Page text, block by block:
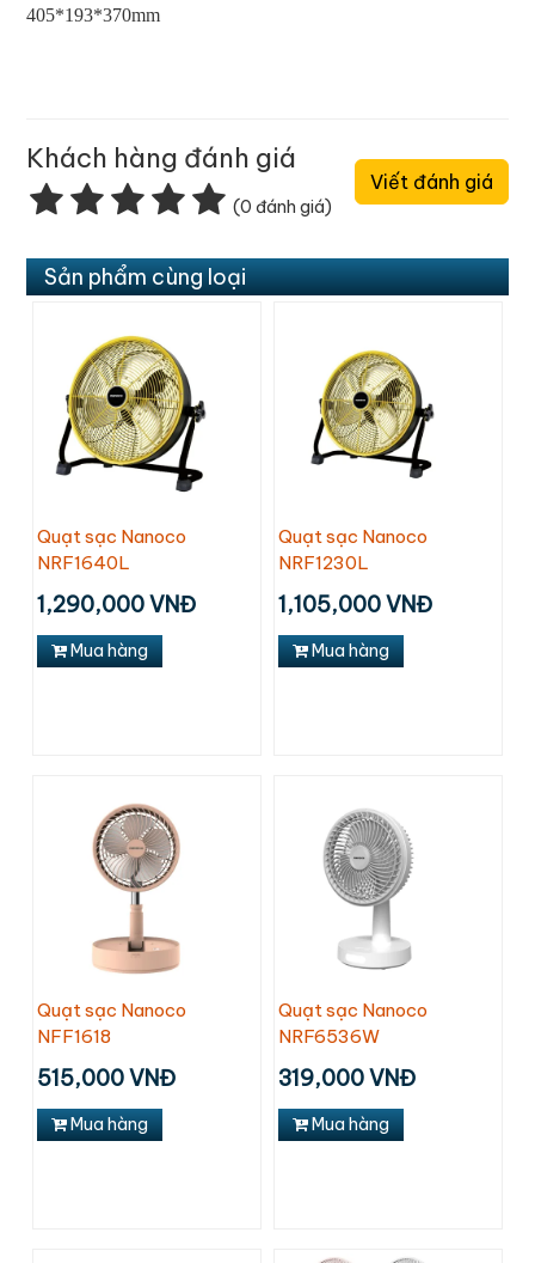
405*193*370mm
Khách hàng đánh giá
(0 đánh giá)
Viết đánh giá
Sản phẩm cùng loại
Quạt sạc Nanoco
NRF1640L
1,290,000 VNĐ
Mua hàng
Quạt sạc Nanoco
NRF1230L
1,105,000 VNĐ
Mua hàng
Quạt sạc Nanoco
NFF1618
515,000 VNĐ
Mua hàng
Quạt sạc Nanoco
NRF6536W
319,000 VNĐ
Mua hàng